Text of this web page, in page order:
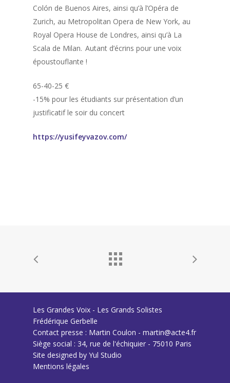
Colón de Buenos Aires, ainsi qu’à l’Opéra de
Zurich, au Metropolitan Opera de New York, au
Royal Opera House de Londres, ainsi qu’à La
Scala de Milan.Autant d’écrins pour une voix
époustouflante !
65-40-25 €
-15% pour les étudiants sur présentation d’un
justificatif le soir du concert
https://yusifeyvazov.com/
Les Grandes Voix - Les Grands Solistes
Frédérique Gerbelle
Contact presse : Martin Coulon - martin@acte4.fr
Siège social : 34, rue de l'échiquier - 75010 Paris
Site designed by Yul Studio
Mentions légales